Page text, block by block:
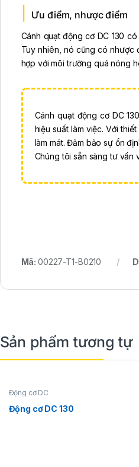
Ưu điểm, nhược điểm
Cánh quạt động cơ DC 130
Tuy nhiên, nó cũng có nhược
hợp với môi trường quá nóng
Cánh quạt động cơ DC
hiệu suất làm việc. Với
làm mát. Đảm bảo sự ổn
Chúng tôi sẵn sàng tư vấn
Mã:00227-T1-B0210
Sản phẩm tương tự
Động cơ DC
Động cơ DC 130
Dụng cụ hàn